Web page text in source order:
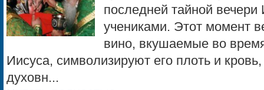
последней тайной
учениками. Этот момент
вино, вкушаемые во
Иисуса, символизируют его плоть и
духовн...